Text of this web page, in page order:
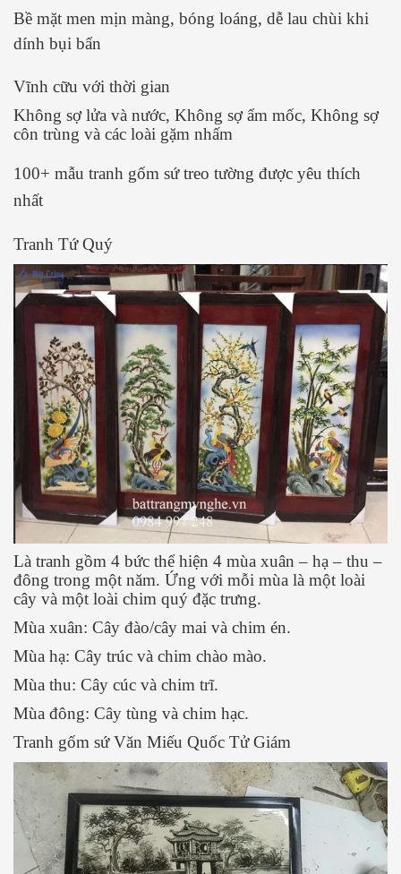
Bề mặt men mịn màng, bóng loáng, dễ lau chùi khi
dính bụi bẩn
Vĩnh cữu với thời gian
Không sợ lửa và nước, Không sợ ẩm mốc, Không sợ
côn trùng và các loài gặm nhấm
100+ mẫu tranh gốm sứ treo tường được yêu thích
nhất
Tranh Tứ Quý
Là tranh gồm 4 bức thể hiện 4 mùa xuân – hạ – thu –
đông trong một năm. Ứng với mỗi mùa là một loài
cây và một loài chim quý đặc trưng.
Mùa xuân: Cây đào/cây mai và chim én.
Mùa hạ: Cây trúc và chim chào mào.
Mùa thu: Cây cúc và chim trĩ.
Mùa đông: Cây tùng và chim hạc.
Tranh gốm sứ Văn Miếu Quốc Tử Giám